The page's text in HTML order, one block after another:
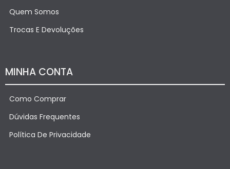
Quem Somos
Trocas E Devoluções
MINHA CONTA
Como Comprar
Dúvidas Frequentes
Política De Privacidade